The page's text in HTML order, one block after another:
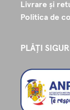
Livrare și
Politica de
PLĂȚI